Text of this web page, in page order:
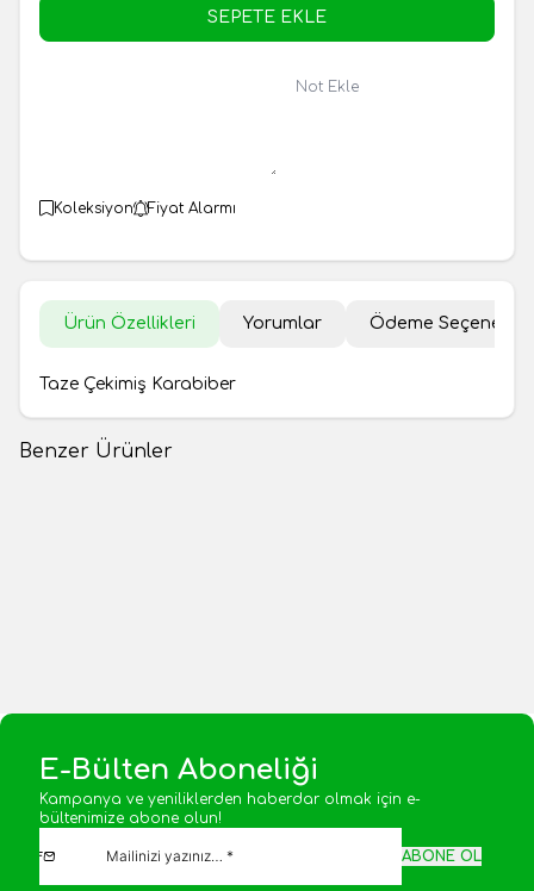
SEPETE EKLE
Not Ekle
Koleksiyon Fiyat Alarmı
Ürün Özellikleri Yorumlar Ödeme
Taze Çekimiş Karabiber
Benzer Ürünler
E-Bülten Aboneliği
Kampanya ve yeniliklerden haberdar olmak için e-
bültenimize abone olun!
ABONE OL